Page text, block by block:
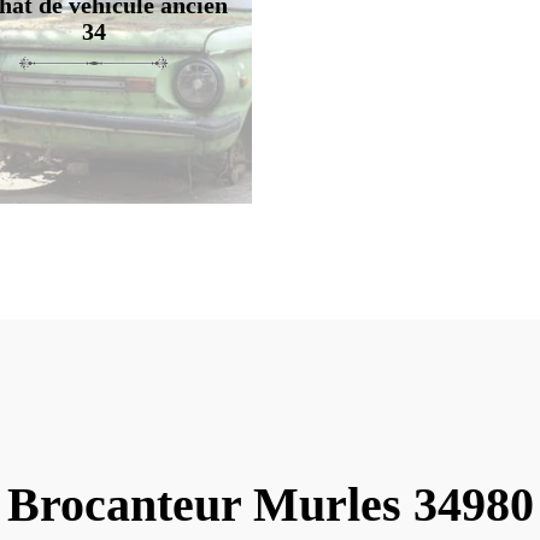
34
Brocanteur Murles 34980